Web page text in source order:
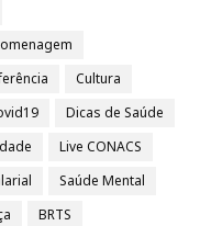
Cultura
Dicas de Saúde
Live CONACS
Saúde Mental
BRTS